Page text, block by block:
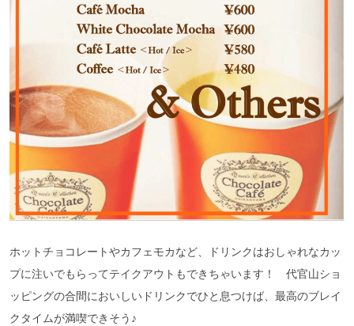
ホットチョコレートやカフェモカなど、ドリンクはおしゃれなカッ
プに注いでもらってテイクアウトもできちゃいます！ 代官山ショ
ッピングの合間においしいドリンクでひと息つけば、最高のブレイ
クタイムが満喫できそう♪